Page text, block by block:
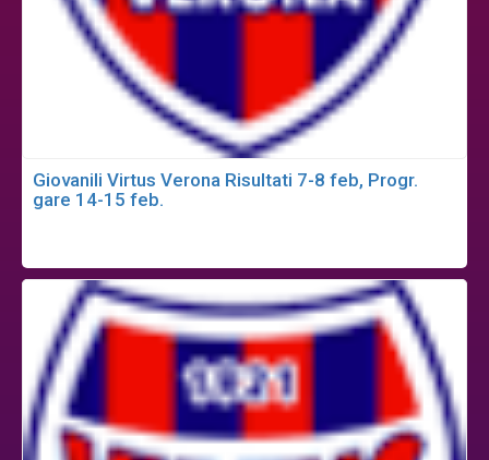
Giovanili Virtus Verona Risultati 7-8 feb, Progr.
gare 14-15 feb.